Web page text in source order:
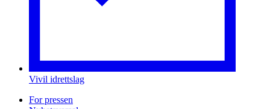
Vivil idrettslag
For pressen